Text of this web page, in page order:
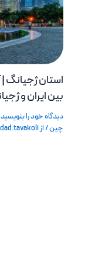
استان ژجیانگ |
بین ایران و
دیدگاه‌ خود را بنویسید
چین/ از